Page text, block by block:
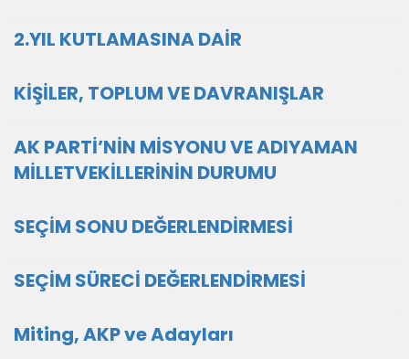
2.YIL KUTLAMASINA DAİR
KİŞİLER, TOPLUM VE DAVRANIŞLAR
AK PARTİ’NİN MİSYONU VE ADIYAMAN
MİLLETVEKİLLERİNİN DURUMU
SEÇİM SONU DEĞERLENDİRMESİ
SEÇİM SÜRECİ DEĞERLENDİRMESİ
Miting, AKP ve Adayları